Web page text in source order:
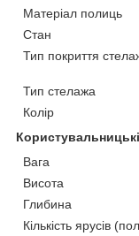
Матеріал полиць
Стан
Тип покриття
Тип стелажа
Колір
Вага
Висота
Глибина
Кількість ярусів